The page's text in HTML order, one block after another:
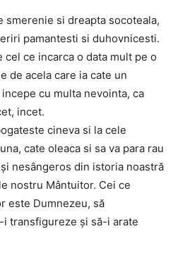
smerenie si dreapta socoteala,
pamantesti si duhovnicesti.
cel ce incarca o data mult pe o
de acela care ia cate un
cu multa nevointa, ca
incet.
cineva si la cele
cate oleaca si sa va para rau
nesângeros din istoria noastră
nostru Mântuitor. Cei ce
este Dumnezeu, să
transfigureze şi să-i arate